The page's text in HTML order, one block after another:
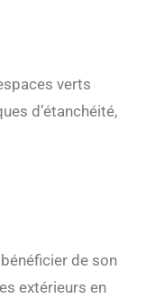
verts
d’étanchéité,
de son
extérieurs en